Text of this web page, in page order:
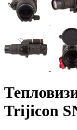
Trijicon